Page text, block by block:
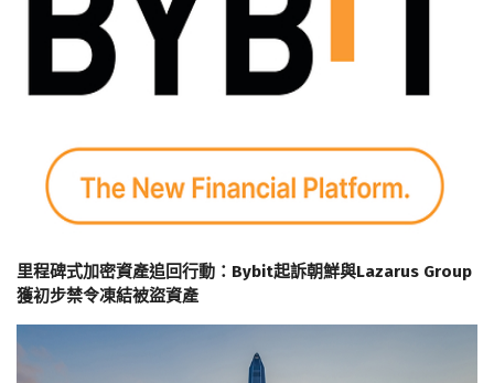
里程碑式加密資產追回行動：Bybit起訴朝鮮與Lazarus Group
獲初步禁令凍結被盜資產